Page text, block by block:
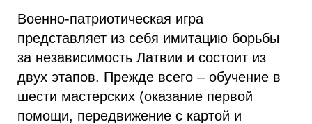
Военно-патриотическая игра
представляет из себя имитацию борьбы
за независимость Латвии и состоит из
двух этапов. Прежде всего – обучение в
шести мастерских (оказание первой
помощи, передвижение с картой и